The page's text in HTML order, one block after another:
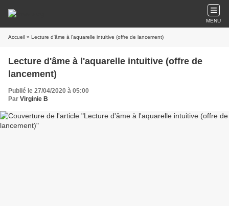
MENU
Accueil » Lecture d'âme à l'aquarelle intuitive (offre de lancement)
Lecture d'âme à l'aquarelle intuitive (offre de
lancement)
Publié le 27/04/2020 à 05:00
Par Virginie B